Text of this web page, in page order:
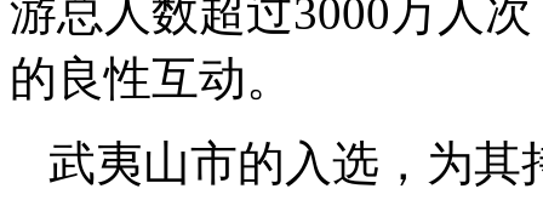
游总人数超过3000万人
的良性互动。
武夷山市的入选，为其